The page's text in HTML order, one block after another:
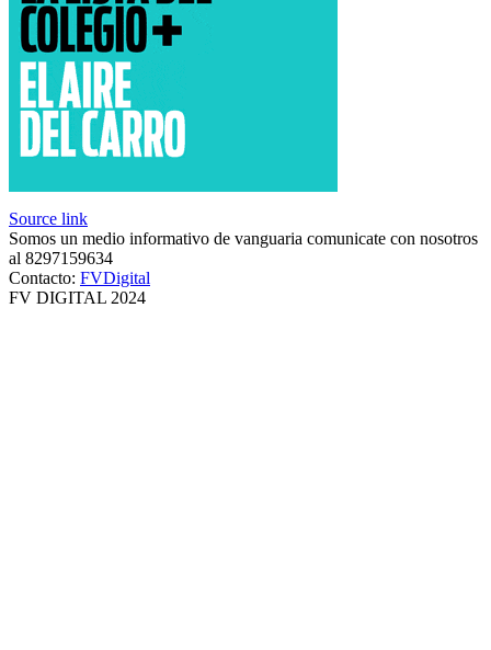
Source link
Somos un medio informativo de vanguaria comunicate con nosotros
al 8297159634
Contacto: FVDigital
FV DIGITAL 2024